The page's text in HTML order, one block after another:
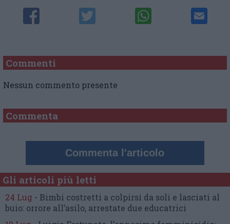
Commenti
Nessun commento presente
Commenta
Commenta l'articolo
Gli articoli più letti
24 Lug - Bimbi costretti a colpirsi da soli e lasciati al
buio: orrore all’asilo, arrestate due educatrici